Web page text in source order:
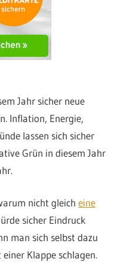
Jahr sicher neue
Inflation, Energie,
lassen sich sicher
Grün in diesem Jahr
nicht gleicheine
sicher Eindruck
man sich selbst dazu
Klappe schlagen.